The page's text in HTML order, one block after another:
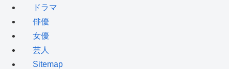
ドラマ
俳優
女優
芸人
Sitemap